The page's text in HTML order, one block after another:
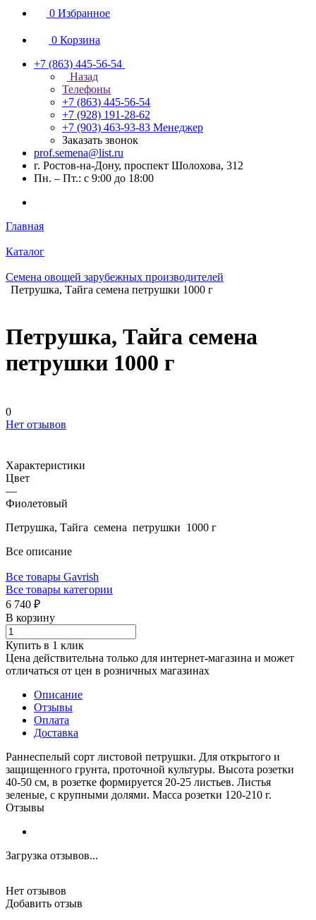
0 Избранное
0 Корзина
+7 (863) 445-56-54
Назад
Телефоны
+7 (863) 445-56-54
+7 (928) 191-28-62
+7 (903) 463-93-83 Менеджер
Заказать звонок
prof.semena@list.ru
г. Ростов-на-Дону, проспект Шолохова, 312
Пн. – Пт.: с 9:00 до 18:00
Главная
Каталог
Семена овощей зарубежных производителей
Петрушка, Тайга семена петрушки 1000 г
Петрушка, Тайга семена
петрушки 1000 г
0
Нет отзывов
Характеристики
Цвет
—
Фиолетовый
Петрушка, Тайга семена петрушки 1000 г
Все описание
Все товары Gavrish
Все товары категории
6 740 ₽
В корзину
Купить в 1 клик
Цена действительна только для интернет-магазина и может
отличаться от цен в розничных магазинах
Описание
Отзывы
Оплата
Доставка
Раннеспелый сорт листовой петрушки. Для открытого и
защищенного грунта, проточной культуры. Высота розетки
40-50 см, в розетке формируется 20-25 листьев. Листья
зеленые, с крупными долями. Масса розетки 120-210 г.
Отзывы
Загрузка отзывов...
Нет отзывов
Добавить отзыв